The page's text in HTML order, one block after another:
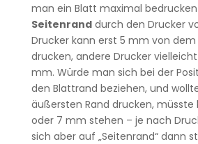
man ein Blatt maximal bedrucken
Seitenranddurch den Drucker
Drucker kann erst 5 mm von
drucken, andere Drucker
mm. Würde man sich bei der
den Blattrand beziehen, und
äußersten Rand drucken, müsste
oder 7 mm stehen – je nach
sich aber auf „Seitenrand“ dann